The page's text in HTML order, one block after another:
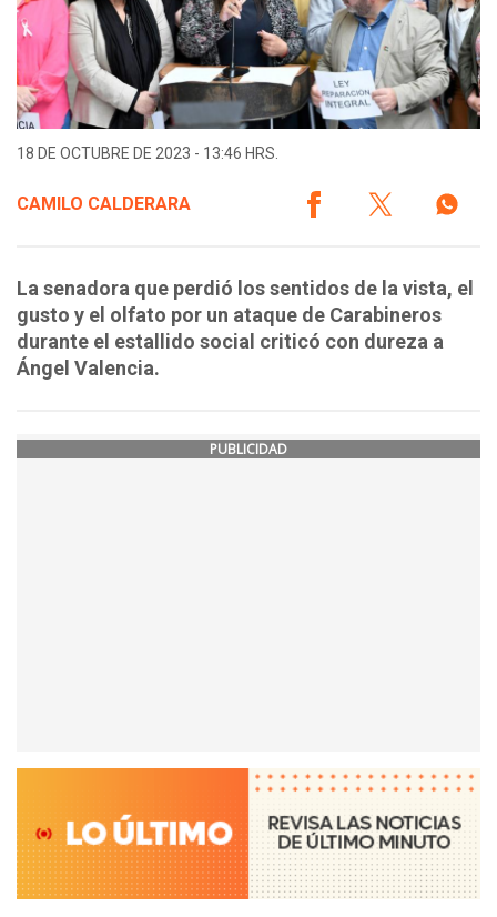
18 DE OCTUBRE DE 2023 - 13:46 HRS.
CAMILO CALDERARA
La senadora que perdió los sentidos de la vista, el
gusto y el olfato por un ataque de Carabineros
durante el estallido social criticó con dureza a
Ángel Valencia.
PUBLICIDAD